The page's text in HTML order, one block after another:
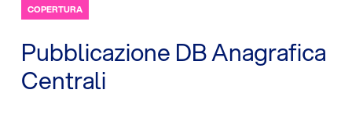
COPERTURA
Pubblicazione DB Anagrafica
Centrali